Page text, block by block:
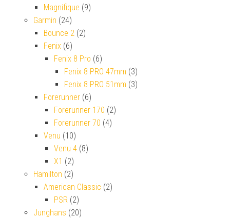
Magnifique (9)
Garmin (24)
Bounce 2 (2)
Fenix (6)
Fenix 8 Pro (6)
Fenix 8 PRO 47mm (3)
Fenix 8 PRO 51mm (3)
Forerunner (6)
Forerunner 170 (2)
Forerunner 70 (4)
Venu (10)
Venu 4 (8)
X1 (2)
Hamilton (2)
American Classic (2)
PSR (2)
Junghans (20)